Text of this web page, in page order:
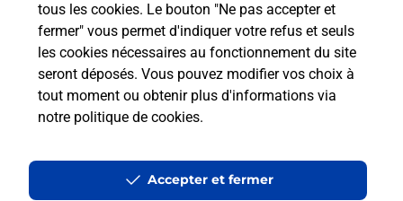
tous les cookies. Le bouton "Ne pas accepter et
fermer" vous permet d'indiquer votre refus et seuls
les cookies nécessaires au fonctionnement du site
seront déposés. Vous pouvez modifier vos choix à
tout moment ou obtenir plus d'informations via
notre politique de cookies.
Accepter et fermer
Localiser Liste Boîtes aux lettres Corrèze Voutezac
Accessibilité : partiellement conforme